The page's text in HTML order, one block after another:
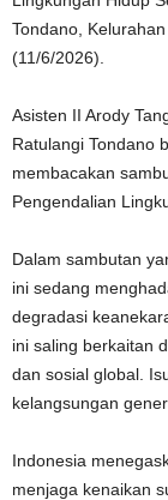
Tondano,
(11/6/2026).
Asisten II Arody
Ratulangi Tondano
membacakan
Pengendalian
Dalam sambutan
ini sedang
degradasi
ini saling berkaitan
dan sosial global.
kelangsungan
Indonesia
menjaga kenaikan